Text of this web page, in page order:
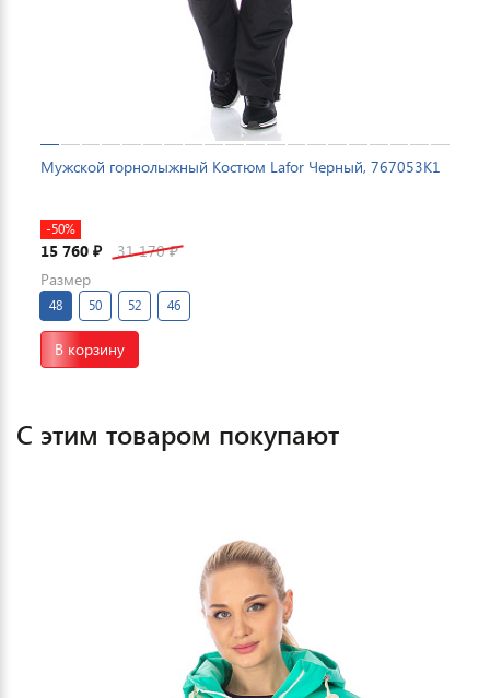
Мужской горнолыжный Костюм Lafor Черный, 767053K1
-50%
15 760 ₽ 31 170₽
Размер
48 50 52 46
В корзину
С этим товаром покупают